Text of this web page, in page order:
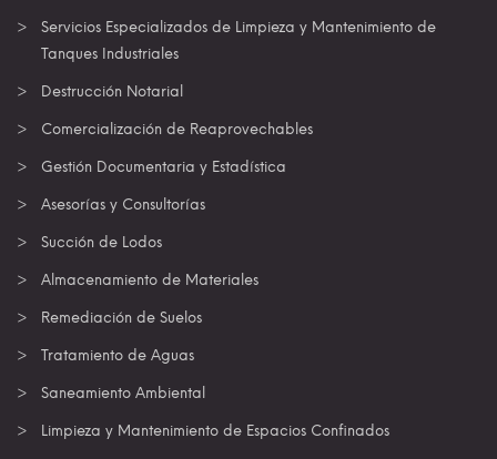
Servicios Especializados de Limpieza y Mantenimiento de
Tanques Industriales
Destrucción Notarial
Comercialización de Reaprovechables
Gestión Documentaria y Estadística
Asesorías y Consultorías
Succión de Lodos
Almacenamiento de Materiales
Remediación de Suelos
Tratamiento de Aguas
Saneamiento Ambiental
Limpieza y Mantenimiento de Espacios Confinados